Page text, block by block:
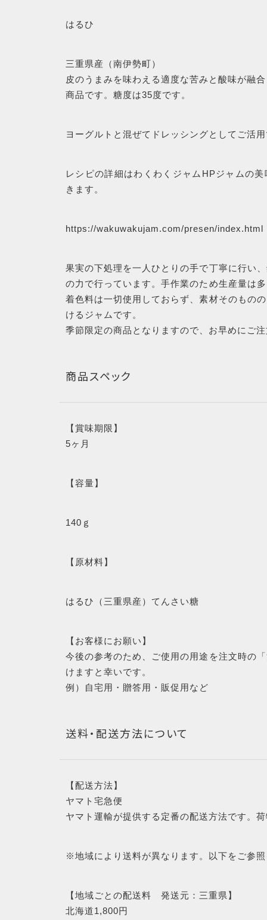
RANKING
新着商品
BLOG
ブログ
recipe
collection
はるひ
三重県産（南伊勢町）
皮のうまみを味わえる適度な苦みと酸味が融
商品です。糖度は35度です。
ヨーグルトと混ぜてドレッシングとしてご活
レシピの詳細はわくわくジャムHPジャムの
きます。
https://wakuwakujam.com/presen/index.html
果実の下処理を一人ひとりの手で丁寧に行い
の力で行っています。手作業のため生産量は
着色料は一切使用しておらず、素材そのもの
けるジャムです。
季節限定の商品となりますので、お早めにご
商品スペック
【賞味期限】
5ヶ月
【容量】
140ｇ
【原材料】
はるひ（三重県産）てんさい糖
【お客様にお願い】
今後の参考のため、ご使用の用途を注文時の
けますと幸いです。
例）自宅用・贈答用・販促用など
送料・配送方法について
【配送方法】
ヤマト宅急便
ヤマト運輸が提供する定番の配送方法です。
※地域により送料が異なります。以下をご参
【地域ごとの配送料 発送元：三重県】
北海道1,800円